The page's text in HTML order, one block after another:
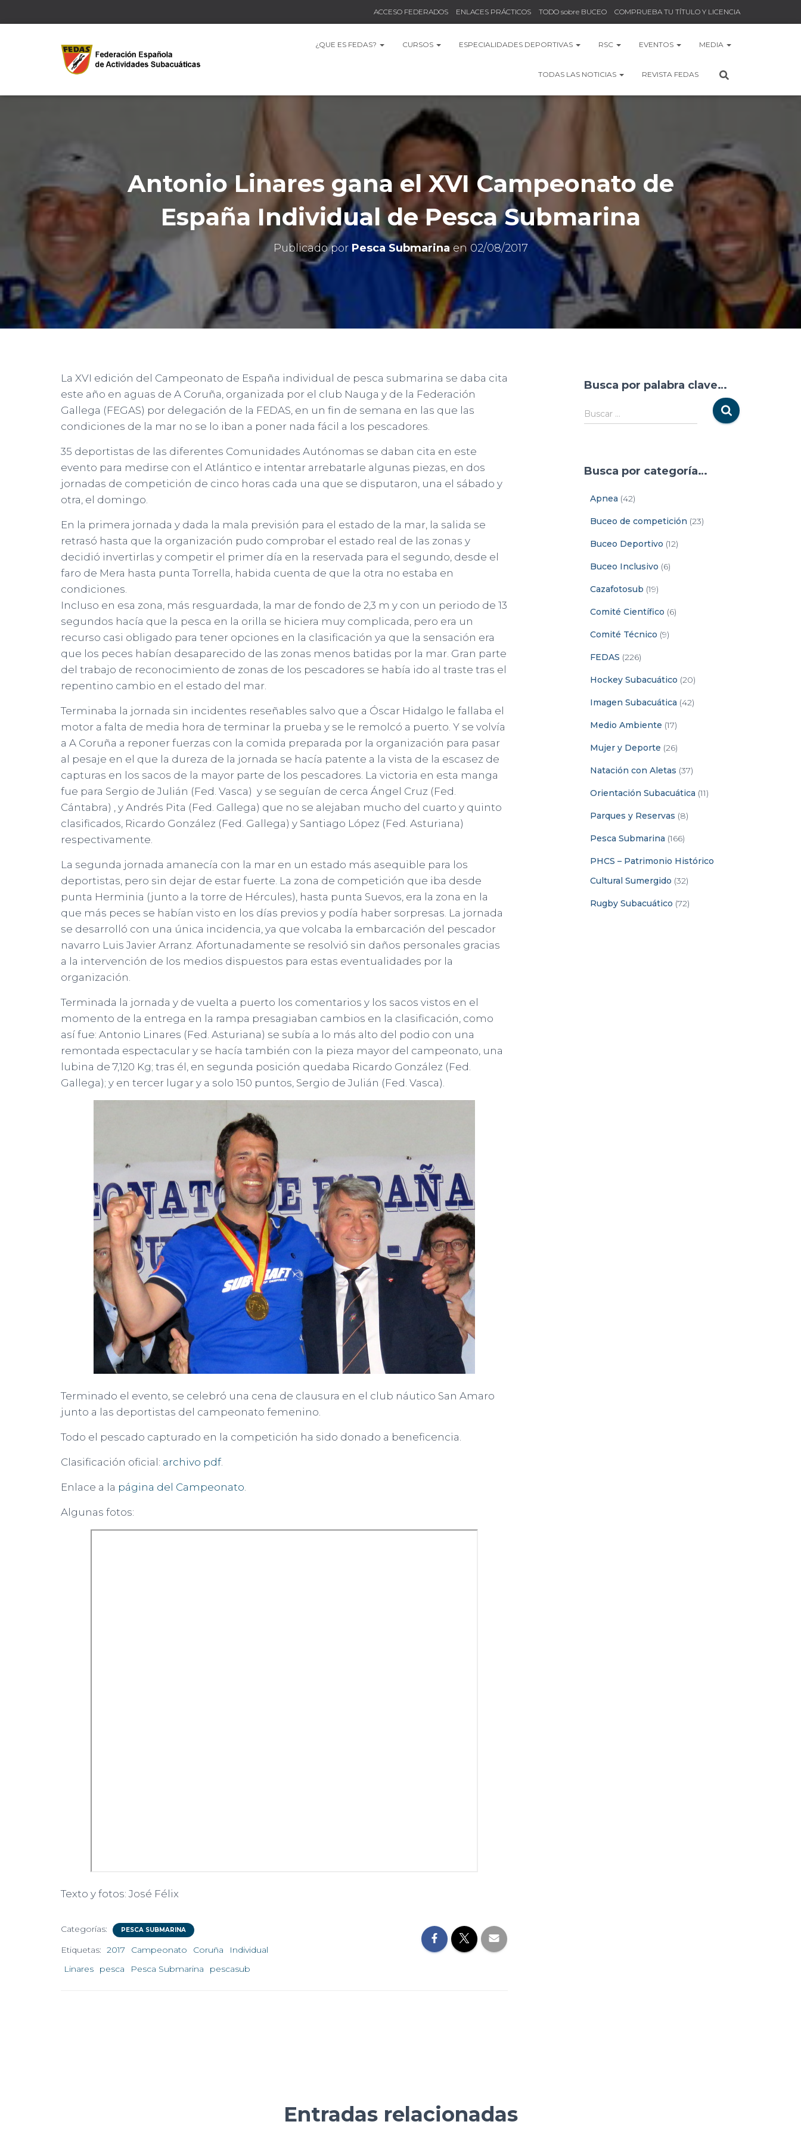
ACCESO FEDERADOS ENLACES PRÁCTICOS TODO sobre BUCEO COMPRUEBA TU TÍTULO Y LICENCIA
¿QUE ES FEDAS? CURSOS ESPECIALIDADES DEPORTIVAS RSC EVENTOS MEDIA
TODAS LAS NOTICIAS REVISTA FEDAS
Antonio Linares gana el XVI Campeonato de
España Individual de Pesca Submarina
Publicado por Pesca Submarina en 02/08/2017
La XVI edición del Campeonato de España individual de pesca submarina se daba cita
este año en aguas de A Coruña, organizada por el club Nauga y de la Federación
Gallega (FEGAS) por delegación de la FEDAS, en un fin de semana en las que las
condiciones de la mar no se lo iban a poner nada fácil a los pescadores.
35 deportistas de las diferentes Comunidades Autónomas se daban cita en este
evento para medirse con el Atlántico e intentar arrebatarle algunas piezas, en dos
jornadas de competición de cinco horas cada una que se disputaron, una el sábado y
otra, el domingo.
En la primera jornada y dada la mala previsión para el estado de la mar, la salida se
retrasó hasta que la organización pudo comprobar el estado real de las zonas y
decidió invertirlas y competir el primer día en la reservada para el segundo, desde el
faro de Mera hasta punta Torrella, habida cuenta de que la otra no estaba en
condiciones.
Incluso en esa zona, más resguardada, la mar de fondo de 2,3 m y con un periodo de 13
segundos hacía que la pesca en la orilla se hiciera muy complicada, pero era un
recurso casi obligado para tener opciones en la clasificación ya que la sensación era
que los peces habían desaparecido de las zonas menos batidas por la mar. Gran parte
del trabajo de reconocimiento de zonas de los pescadores se había ido al traste tras el
repentino cambio en el estado del mar.
Terminaba la jornada sin incidentes reseñables salvo que a Óscar Hidalgo le fallaba el
motor a falta de media hora de terminar la prueba y se le remolcó a puerto. Y se volvía
a A Coruña a reponer fuerzas con la comida preparada por la organización para pasar
al pesaje en el que la dureza de la jornada se hacía patente a la vista de la escasez de
capturas en los sacos de la mayor parte de los pescadores. La victoria en esta manga
fue para Sergio de Julián (Fed. Vasca) y se seguían de cerca Ángel Cruz (Fed.
Cántabra) , y Andrés Pita (Fed. Gallega) que no se alejaban mucho del cuarto y quinto
clasificados, Ricardo González (Fed. Gallega) y Santiago López (Fed. Asturiana)
respectivamente.
La segunda jornada amanecía con la mar en un estado más asequible para los
deportistas, pero sin dejar de estar fuerte. La zona de competición que iba desde
punta Herminia (junto a la torre de Hércules), hasta punta Suevos, era la zona en la
que más peces se habían visto en los días previos y podía haber sorpresas. La jornada
se desarrolló con una única incidencia, ya que volcaba la embarcación del pescador
navarro Luis Javier Arranz. Afortunadamente se resolvió sin daños personales gracias
a la intervención de los medios dispuestos para estas eventualidades por la
organización.
Terminada la jornada y de vuelta a puerto los comentarios y los sacos vistos en el
momento de la entrega en la rampa presagiaban cambios en la clasificación, como
así fue: Antonio Linares (Fed. Asturiana) se subía a lo más alto del podio con una
remontada espectacular y se hacía también con la pieza mayor del campeonato, una
lubina de 7,120 Kg; tras él, en segunda posición quedaba Ricardo González (Fed.
Gallega); y en tercer lugar y a solo 150 puntos, Sergio de Julián (Fed. Vasca).
Terminado el evento, se celebró una cena de clausura en el club náutico San Amaro
junto a las deportistas del campeonato femenino.
Todo el pescado capturado en la competición ha sido donado a beneficencia.
Clasificación oficial: archivo pdf.
Enlace a la página del Campeonato.
Algunas fotos:
Texto y fotos: José Félix
Categorías: PESCA SUBMARINA
Etiquetas: 2017 Campeonato Coruña
Individual
Linares
pesca Pesca Submarina pescasub
Busca por palabra clave…
Buscar …
Busca por categoría…
Apnea (42)
Buceo de competición (23)
Buceo Deportivo (12)
Buceo Inclusivo (6)
Cazafotosub (19)
Comité Científico (6)
Comité Técnico (9)
FEDAS (226)
Hockey Subacuático (20)
Imagen Subacuática (42)
Medio Ambiente (17)
Mujer y Deporte (26)
Natación con Aletas (37)
Orientación Subacuática (11)
Parques y Reservas (8)
Pesca Submarina (166)
PHCS – Patrimonio Histórico
Cultural Sumergido (32)
Rugby Subacuático (72)
Entradas relacionadas